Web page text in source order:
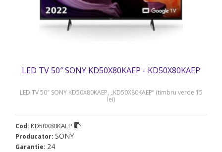
LED TV 50″ SONY KD50X80KAEP - KD50X80KAEP
LED TV 50″ SONY KD50X80KAEP, „KD50X80KAEP” (timbru verde 15
lei)
Cod: KD50X80KAEP
Producator: SONY
Garantie: 24